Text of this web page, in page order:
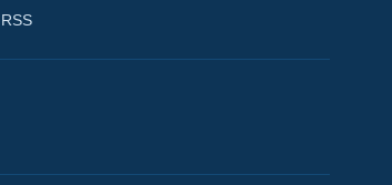
RSS